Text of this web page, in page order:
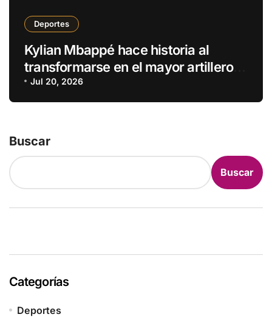
Deportes
Kylian Mbappé hace historia al
transformarse en el mayor artillero
de los mundiales
Jul 20, 2026
Buscar
Buscar
Categorías
Deportes